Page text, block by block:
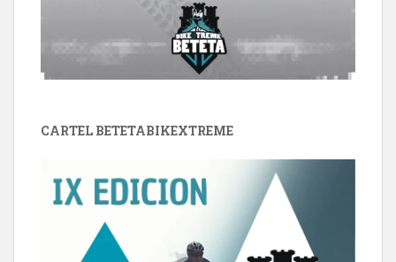
CARTEL BETETABIKEXTREME